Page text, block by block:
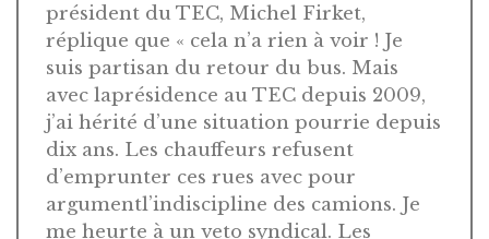
président du TEC, Michel Firket,
réplique que « cela n’a rien à voir ! Je
suis partisan du retour du bus. Mais
avec laprésidence au TEC depuis 2009,
j’ai hérité d’une situation pourrie depuis
dix ans. Les chauffeurs refusent
d’emprunter ces rues avec pour
argumentl’indiscipline des camions. Je
me heurte à un veto syndical. Les